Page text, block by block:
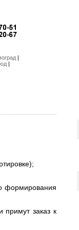
|
|
формирования
заказ к